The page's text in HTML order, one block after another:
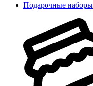
Подарочные наборы